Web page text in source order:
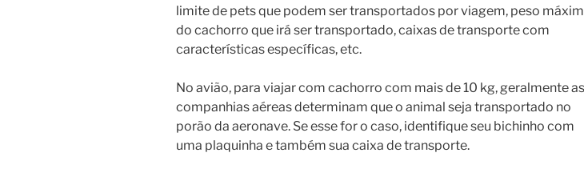
limite de pets que podem ser transportados por viagem, peso
do cachorro que irá ser transportado, caixas de transporte com
características específicas, etc.
No avião, para viajar com cachorro com mais de 10 kg, geralmente as
companhias aéreas determinam que o animal seja transportado no
porão da aeronave. Se esse for o caso, identifique seu bichinho com
uma plaquinha e também sua caixa de transporte.